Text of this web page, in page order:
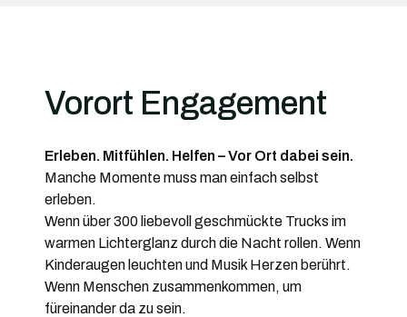
Vorort Engagement
Erleben. Mitfühlen. Helfen – Vor Ort dabei sein.
Manche Momente muss man einfach selbst
erleben.
Wenn über 300 liebevoll geschmückte Trucks im
warmen Lichterglanz durch die Nacht rollen. Wenn
Kinderaugen leuchten und Musik Herzen berührt.
Wenn Menschen zusammenkommen, um
füreinander da zu sein.